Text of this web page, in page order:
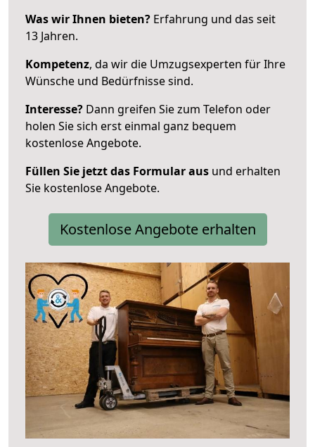
Was wir Ihnen bieten? Erfahrung und das seit
13 Jahren.
Kompetenz, da wir die Umzugsexperten für Ihre
Wünsche und Bedürfnisse sind.
Interesse? Dann greifen Sie zum Telefon oder
holen Sie sich erst einmal ganz bequem
kostenlose Angebote.
Füllen Sie jetzt das Formular aus und erhalten
Sie kostenlose Angebote.
Kostenlose Angebote erhalten